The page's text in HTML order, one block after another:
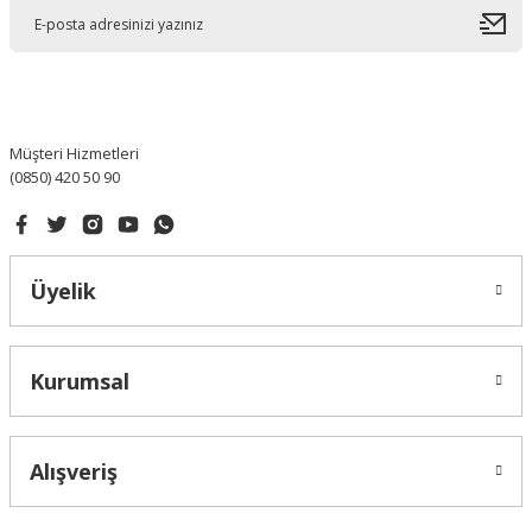
Müşteri Hizmetleri
(0850) 420 50 90
Üyelik
Kurumsal
Alışveriş